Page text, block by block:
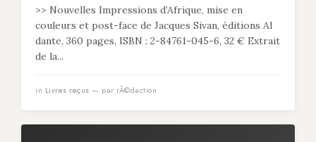
>> Nouvelles Impressions d’Afrique, mise en
couleurs et post-face de Jacques Sivan, éditions Al
dante, 360 pages, ISBN : 2-84761-045-6, 32 € Extrait
de la...
in Livres reçus — par rÃ©daction